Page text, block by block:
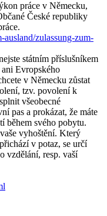
práce v Německu,
České republiky
ausland/zulassung-zum-
státním příslušníkem
Evropského
v Německu zůstat
tzv. povolení k
všeobecné
pas a prokázat, že máte
během svého pobytu.
vyhoštění. Který
v potaz, se určí
vzdělání, resp. vaší